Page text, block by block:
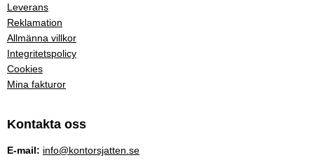
Leverans
Reklamation
Allmänna villkor
Integritetspolicy
Cookies
Mina fakturor
Kontakta oss
E-mail: info@kontorsjatten.se